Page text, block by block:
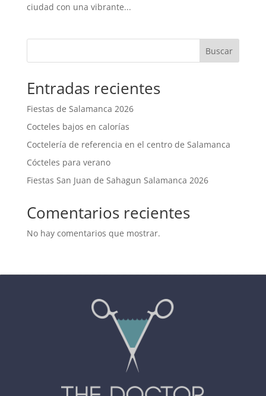
ciudad con una vibrante...
Buscar
Entradas recientes
Fiestas de Salamanca 2026
Cocteles bajos en calorías
Coctelería de referencia en el centro de Salamanca
Cócteles para verano
Fiestas San Juan de Sahagun Salamanca 2026
Comentarios recientes
No hay comentarios que mostrar.